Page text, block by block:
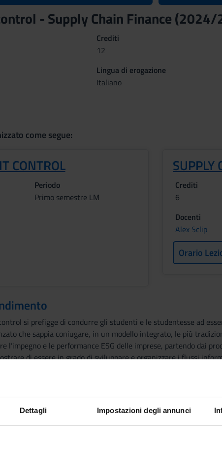
Dettagli Impostazioni degli annunci
- Supply Chain Finance
Crediti
12
Lingua di erogazione
Italiano
come segue:
CONTROL
Periodo
Primo semestre LM
SUPPLY
Crediti
6
Docenti
Alex Sclip
Orario
si prefigge di condurre gli studenti e le studentesse ad
che sappia coniugare, in un modello integrato, le più
l’impegno e le performance ESG delle imprese, partendo dai
di essere in grado di sviluppare e organizzare i flussi
in una prospettiva integrata di sostenibilità, anche
ha l’obiettivo di consentire agli studenti e alle
in termini di mix di composizioni dei passivi e soluzioni
dei rischi finanziari d’impresa. I tradizionali modelli di
prospettiva più integrata saranno ricondotti al funzionamento